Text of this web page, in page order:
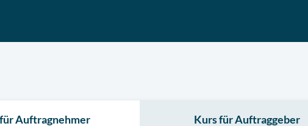
Auftragnehmer Kurs für Auftraggeber